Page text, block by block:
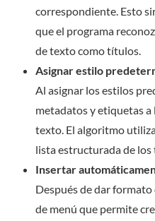
correspondiente. Esto
que el programa
de texto como títulos.
Asignar estilo
Al asignar los estilos
metadatos y etiquetas a
texto. El algoritmo
lista estructurada de
Insertar
Después de dar formato
de menú que permite